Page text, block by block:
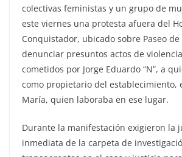
colectivas feministas y un grupo de
este viernes una protesta afuera del
Conquistador, ubicado sobre Paseo
denunciar presuntos actos de
cometidos por Jorge Eduardo “N”, a
como propietario del establecimiento,
María, quien laboraba en ese lugar.
Durante la manifestación exigieron la
inmediata de la carpeta de